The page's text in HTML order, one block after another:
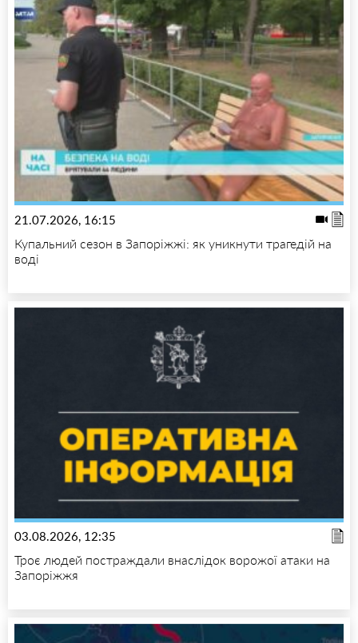
21.07.2026, 16:15
Купальний сезон в Запоріжжі: як уникнути трагедій на
воді
03.08.2026, 12:35
Троє людей постраждали внаслідок ворожої атаки на
Запоріжжя